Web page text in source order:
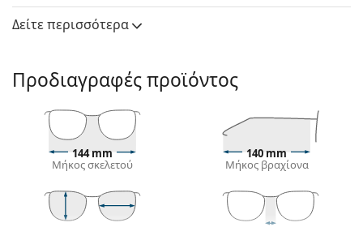
Mexx 6426 300 56είναι γυναικεία γυαλιά ηλίου.
Σκελετός γυαλιών ηλίου
με ζεστούς τόνους δέρματος και μαύρα, σκούρα
Οισκελετοί Cat Eye για γυαλιά ηλίουείναι η
ιδανική επιλογή για όσους έχουν οβάλ, σχήμα
καρδιάς ή σχήμα διαμαντιού στο πρόσωπο τους.
Ο σκελετός των γυαλιών ηλίου είναι
κατασκευασμένος από υψηλής ποιότητας
πλαστικό, το οποίο προσφέρει μεγάλη αντοχή και
Δείτε περισσότερα
Προδιαγραφές προϊόντος
144 mm
Μήκος σκελετού
140 mm
Μήκος βραχίονα